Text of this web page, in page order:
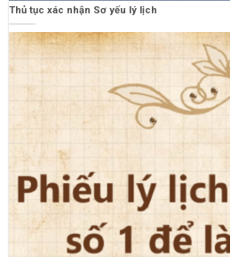
Thủ tục xác nhận Sơ yếu lý lịch